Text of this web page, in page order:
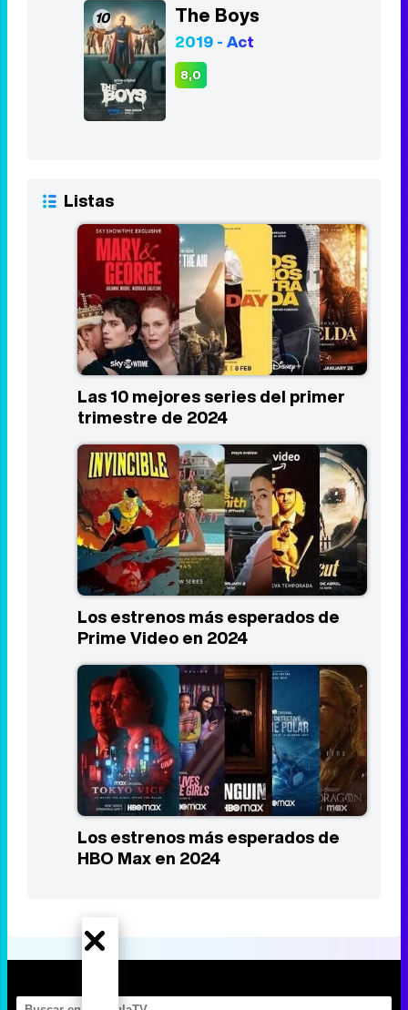
10 The Boys
2019 - Act
8,0
Listas
Las 10 mejores series del primer
trimestre de 2024
Los estrenos más esperados de
Prime Video en 2024
Los estrenos más esperados de
HBO Max en 2024